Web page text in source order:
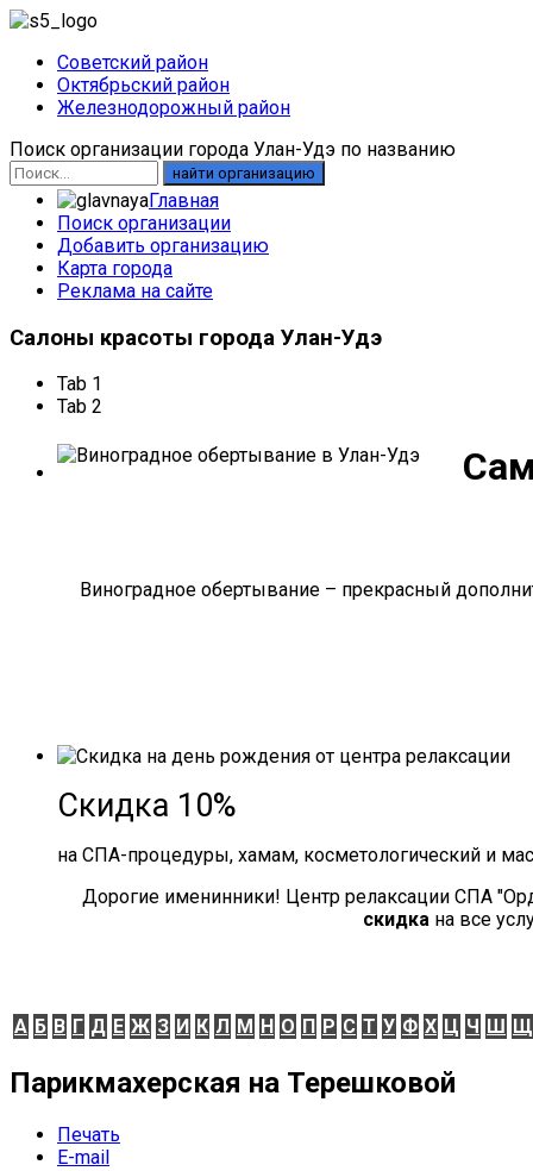
Советский район
Октябрьский район
Железнодорожный район
Поиск организации города Улан-Удэ по названию
найти организацию
Главная
Поиск организации
Добавить организацию
Карта города
Реклама на сайте
Салоны красоты города Улан-Удэ
Tab 1
Tab 2
Виноградное обертывание – прекрасный
Скидка 10%
на СПА-процедуры, хамам, косметологический и
Дорогие именинники! Центр релаксации СПА
скидкана все
А Б В Г Д Е Ж З И К Л М Н О П Р С Т У Ф Х Ц Ч Ш Щ
Парикмахерская на Терешковой
Печать
E-mail